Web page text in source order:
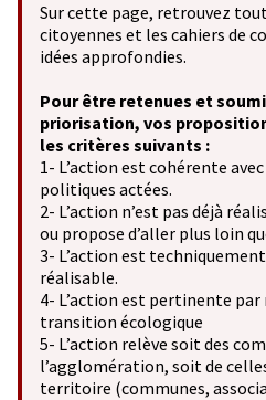
Sur cette page, retrouvez
citoyennes et les cahiers de
idées approfondies.
Pour être retenues et
priorisation, vos
les critères suivants :
1- L’action est cohérente
politiques actées.
2- L’action n’est pas déjà
ou propose d’aller plus loin
3- L’action est
réalisable.
4- L’action est pertinente par
transition écologique
5- L’action relève soit des
l’agglomération, soit de
territoire (communes,